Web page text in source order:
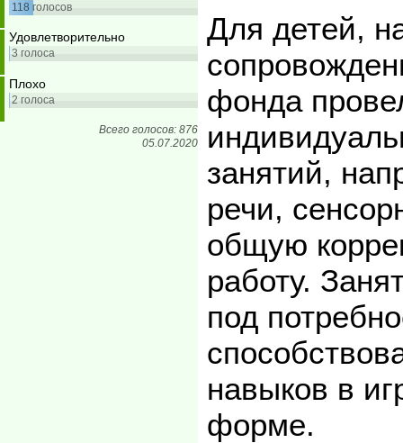
118 голосов
Удовлетворительно
3голоса
Плохо
2голоса
Всего голосов: 876
05.07.2020
Для детей,
фонда
занятий,
речи,
общую
работу.
под
навыков в
форме.